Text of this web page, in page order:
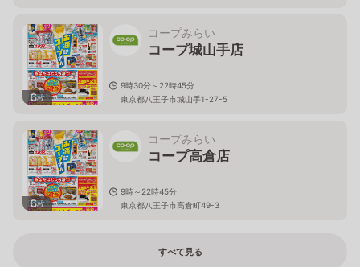
6枚
コープみらい
コープ城山手店
9時30分～22時45分
東京都八王子市城山手1-27-5
6枚
コープみらい
コープ高倉店
9時～22時45分
東京都八王子市高倉町49-3
すべて見る